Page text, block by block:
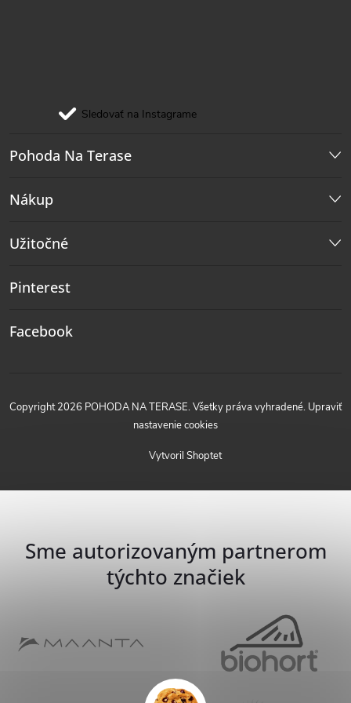
Sledovať na Instagrame
Pohoda Na Terase
Nákup
Užitočné
Pinterest
Facebook
Vytvoril Shoptet
Copyright 2026 POHODA NA TERASE. Všetky práva vyhradené. Upraviť
nastavenie cookies
Sme autorizovaným partnerom
týchto značiek